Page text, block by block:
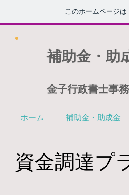
このホームページは
補助金・助
金子行政書士事
ホーム 補助金・助成金
資金調達プ